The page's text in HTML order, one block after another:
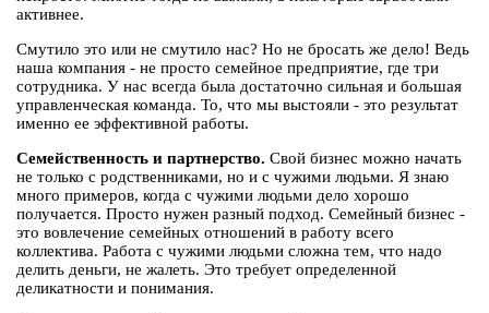
активнее.
Смутило это или не смутило нас? Но не бросать же дело! Ведь
наша компания - не просто семейное предприятие, где три
сотрудника. У нас всегда была достаточно сильная и большая
управленческая команда. То, что мы выстояли - это результат
именно ее эффективной работы.
Семейственность и партнерство. Свой бизнес можно начать
не только с родственниками, но и с чужими людьми. Я знаю
много примеров, когда с чужими людьми дело хорошо
получается. Просто нужен разный подход. Семейный бизнес -
это вовлечение семейных отношений в работу всего
коллектива. Работа с чужими людьми сложна тем, что надо
делить деньги, не жалеть. Это требует определенной
деликатности и понимания.